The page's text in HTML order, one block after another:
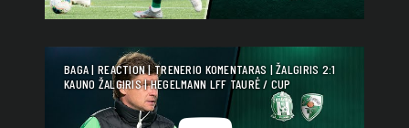
BAGA | REACTION | TRENERIO KOMENTARAS | ŽALGIRIS 2:1
KAUNO ŽALGIRIS | HEGELMANN LFF TAURĖ / CUP